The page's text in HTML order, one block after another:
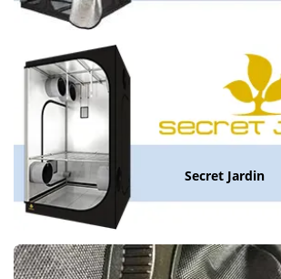
Secret Jardin